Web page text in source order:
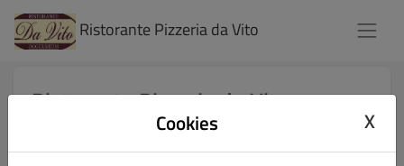
Ristorante Pizzeria da Vito
Ristorante Pizzeria da Vito
Schillerplatz 11, Ludwigshafen am Rhein 67071, Rheinland-
Cookies X